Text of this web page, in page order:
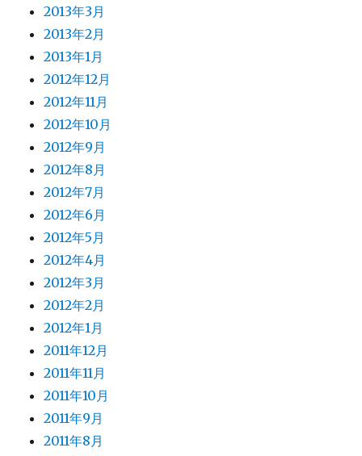
2013年3月
2013年2月
2013年1月
2012年12月
2012年11月
2012年10月
2012年9月
2012年8月
2012年7月
2012年6月
2012年5月
2012年4月
2012年3月
2012年2月
2012年1月
2011年12月
2011年11月
2011年10月
2011年9月
2011年8月